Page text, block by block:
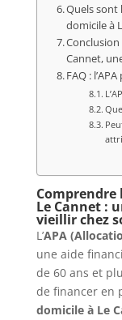
Quels sont
domicile à
Conclusion
Cannet,
FAQ :
Comprendre
Le Cannet :
vieillir chez
L’APA
une aide
de 60 ans et
de financer en
domicile à Le